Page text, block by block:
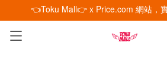
👈Toku Mall👉 x Price.com 網站，
已加入購物車